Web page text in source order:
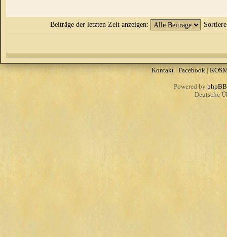
Beiträge der letzten Zeit anzeigen:
Kontakt|Facebook|
Powered by phpBB
Deutsche